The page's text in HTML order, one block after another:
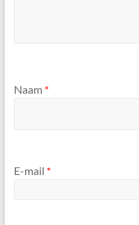
Naam *
E-mail *